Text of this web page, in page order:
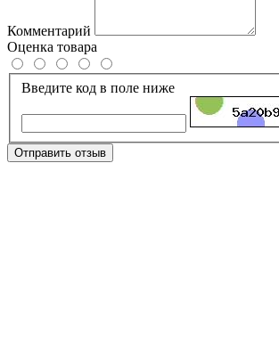
Комментарий
Оценка товара
Введите код в поле ниже
Отправить отзыв